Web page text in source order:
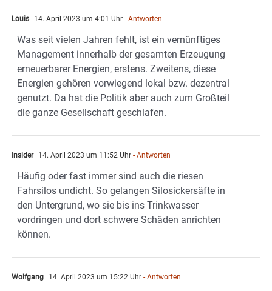
Louis 14. April 2023 um 4:01 Uhr - Antworten
Was seit vielen Jahren fehlt, ist ein vernünftiges
Management innerhalb der gesamten Erzeugung
erneuerbarer Energien, erstens. Zweitens, diese
Energien gehören vorwiegend lokal bzw. dezentral
genutzt. Da hat die Politik aber auch zum Großteil
die ganze Gesellschaft geschlafen.
Insider 14. April 2023 um 11:52 Uhr - Antworten
Häufig oder fast immer sind auch die riesen
Fahrsilos undicht. So gelangen Silosickersäfte in
den Untergrund, wo sie bis ins Trinkwasser
vordringen und dort schwere Schäden anrichten
können.
Wolfgang 14. April 2023 um 15:22 Uhr - Antworten